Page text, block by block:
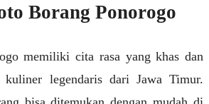
Borang Ponorogo
memiliki cita rasa yang khas dan
legendaris dari Jawa Timur.